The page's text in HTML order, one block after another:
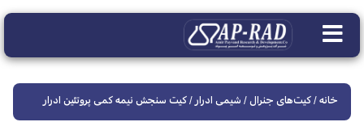
خانه/کیت‌های جنرال/ شیمی ادرار / کیت سنجش نیمه کمی پروتئین ادرار